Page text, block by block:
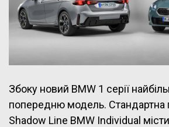
Збоку новий BMW 1 серії
попередню модель. Стандартна
Shadow Line BMW Individual